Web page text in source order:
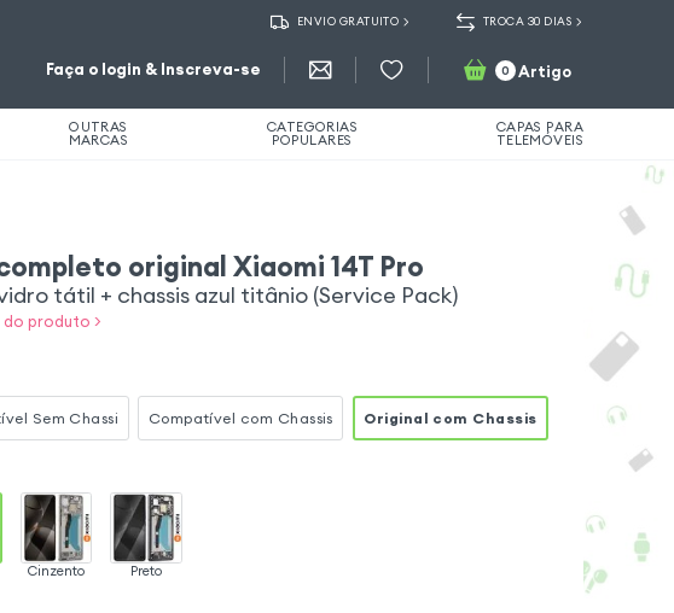
ENVIO GRATUITO TROCA 30 DIAS
Faça o login & Inscreva-se 0 Artigo
OUTRAS
MARCAS
CATEGORIAS
POPULARES
CAPAS PARA
TELEMÓVEIS
original Xiaomi 14T Pro
tátil + chassis azul titânio (Service Pack)
produto >
Sem Chassi Compatível com Chassis Original com Chassis
Cinzento Preto